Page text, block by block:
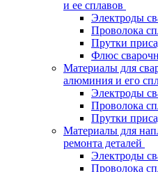
и ее сплавов
Электроды
Проволока
Прутки
Флюс
Материалы для
алюминия и его
Электроды
Проволока
Прутки
Материалы для
ремонта деталей
Электроды
Проволока